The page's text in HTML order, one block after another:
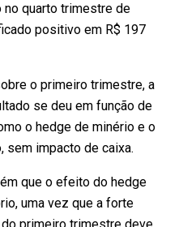
no quarto trimestre de
positivo em R$ 197
o primeiro trimestre, a
se deu em função de
o hedge de minério e o
sem impacto de caixa.
que o efeito do hedge
uma vez que a forte